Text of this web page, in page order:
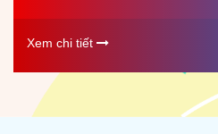
Xem chi tiết